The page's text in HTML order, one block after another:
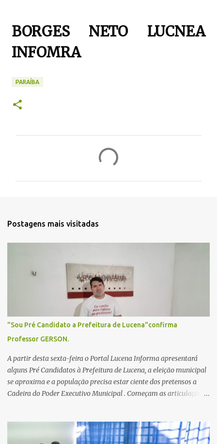
BORGES NETO LUCNEA
INFOMRA
PARAÍBA
Postagens mais visitadas
"Sou Pré Candidato a Prefeitura de Lucena"confirma
Professor GERSON.
A partir desta sexta-feira o Portal Lucena Informa apresentará
alguns Pré Candidatos à Prefeitura de Lucena, a eleição municipal
se aproxima e a população precisa estar ciente dos pretensos a
Cadeira do Poder Executivo Municipal . Começam as articulações e
Bandeira Valcinete Araújo e Professor Gerson Andrade há
possibilidade de mais nomes aparecer , ficaremos no aguardo para